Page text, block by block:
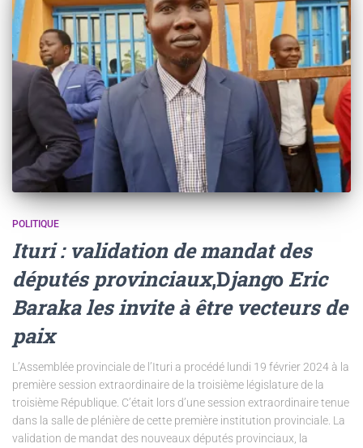
POLITIQUE
Ituri : validation de mandat des
députés provinciaux,Django Eric
Baraka les invite à être vecteurs de
paix
L’Assemblée provinciale de l’Ituri a procédé lundi 19 février 2024 à la
première session extraordinaire de la troisième législature de la
troisième République. C’était lors d’une session extraordinaire tenue
dans la salle de plénière de cette première institution provinciale. La
validation de mandat des nouveaux députés provinciaux, la